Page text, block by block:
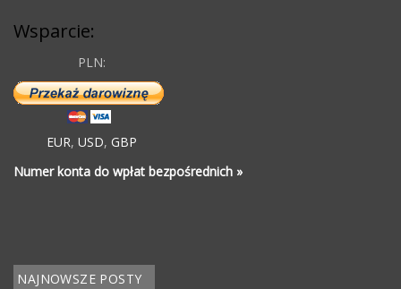
Wsparcie:
PLN:
EUR, USD, GBP
Numer konta do wpłat bezpośrednich »
NAJNOWSZE POSTY